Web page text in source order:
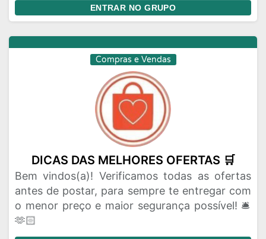
ENTRAR NO GRUPO
Compras e Vendas
DICAS DAS MELHORES OFERTAS 🛒
Bem vindos(a)! Verificamos todas as ofertas
antes de postar, para sempre te entregar com
o menor preço e maior segurança possível! 🛎️
🫶🏻